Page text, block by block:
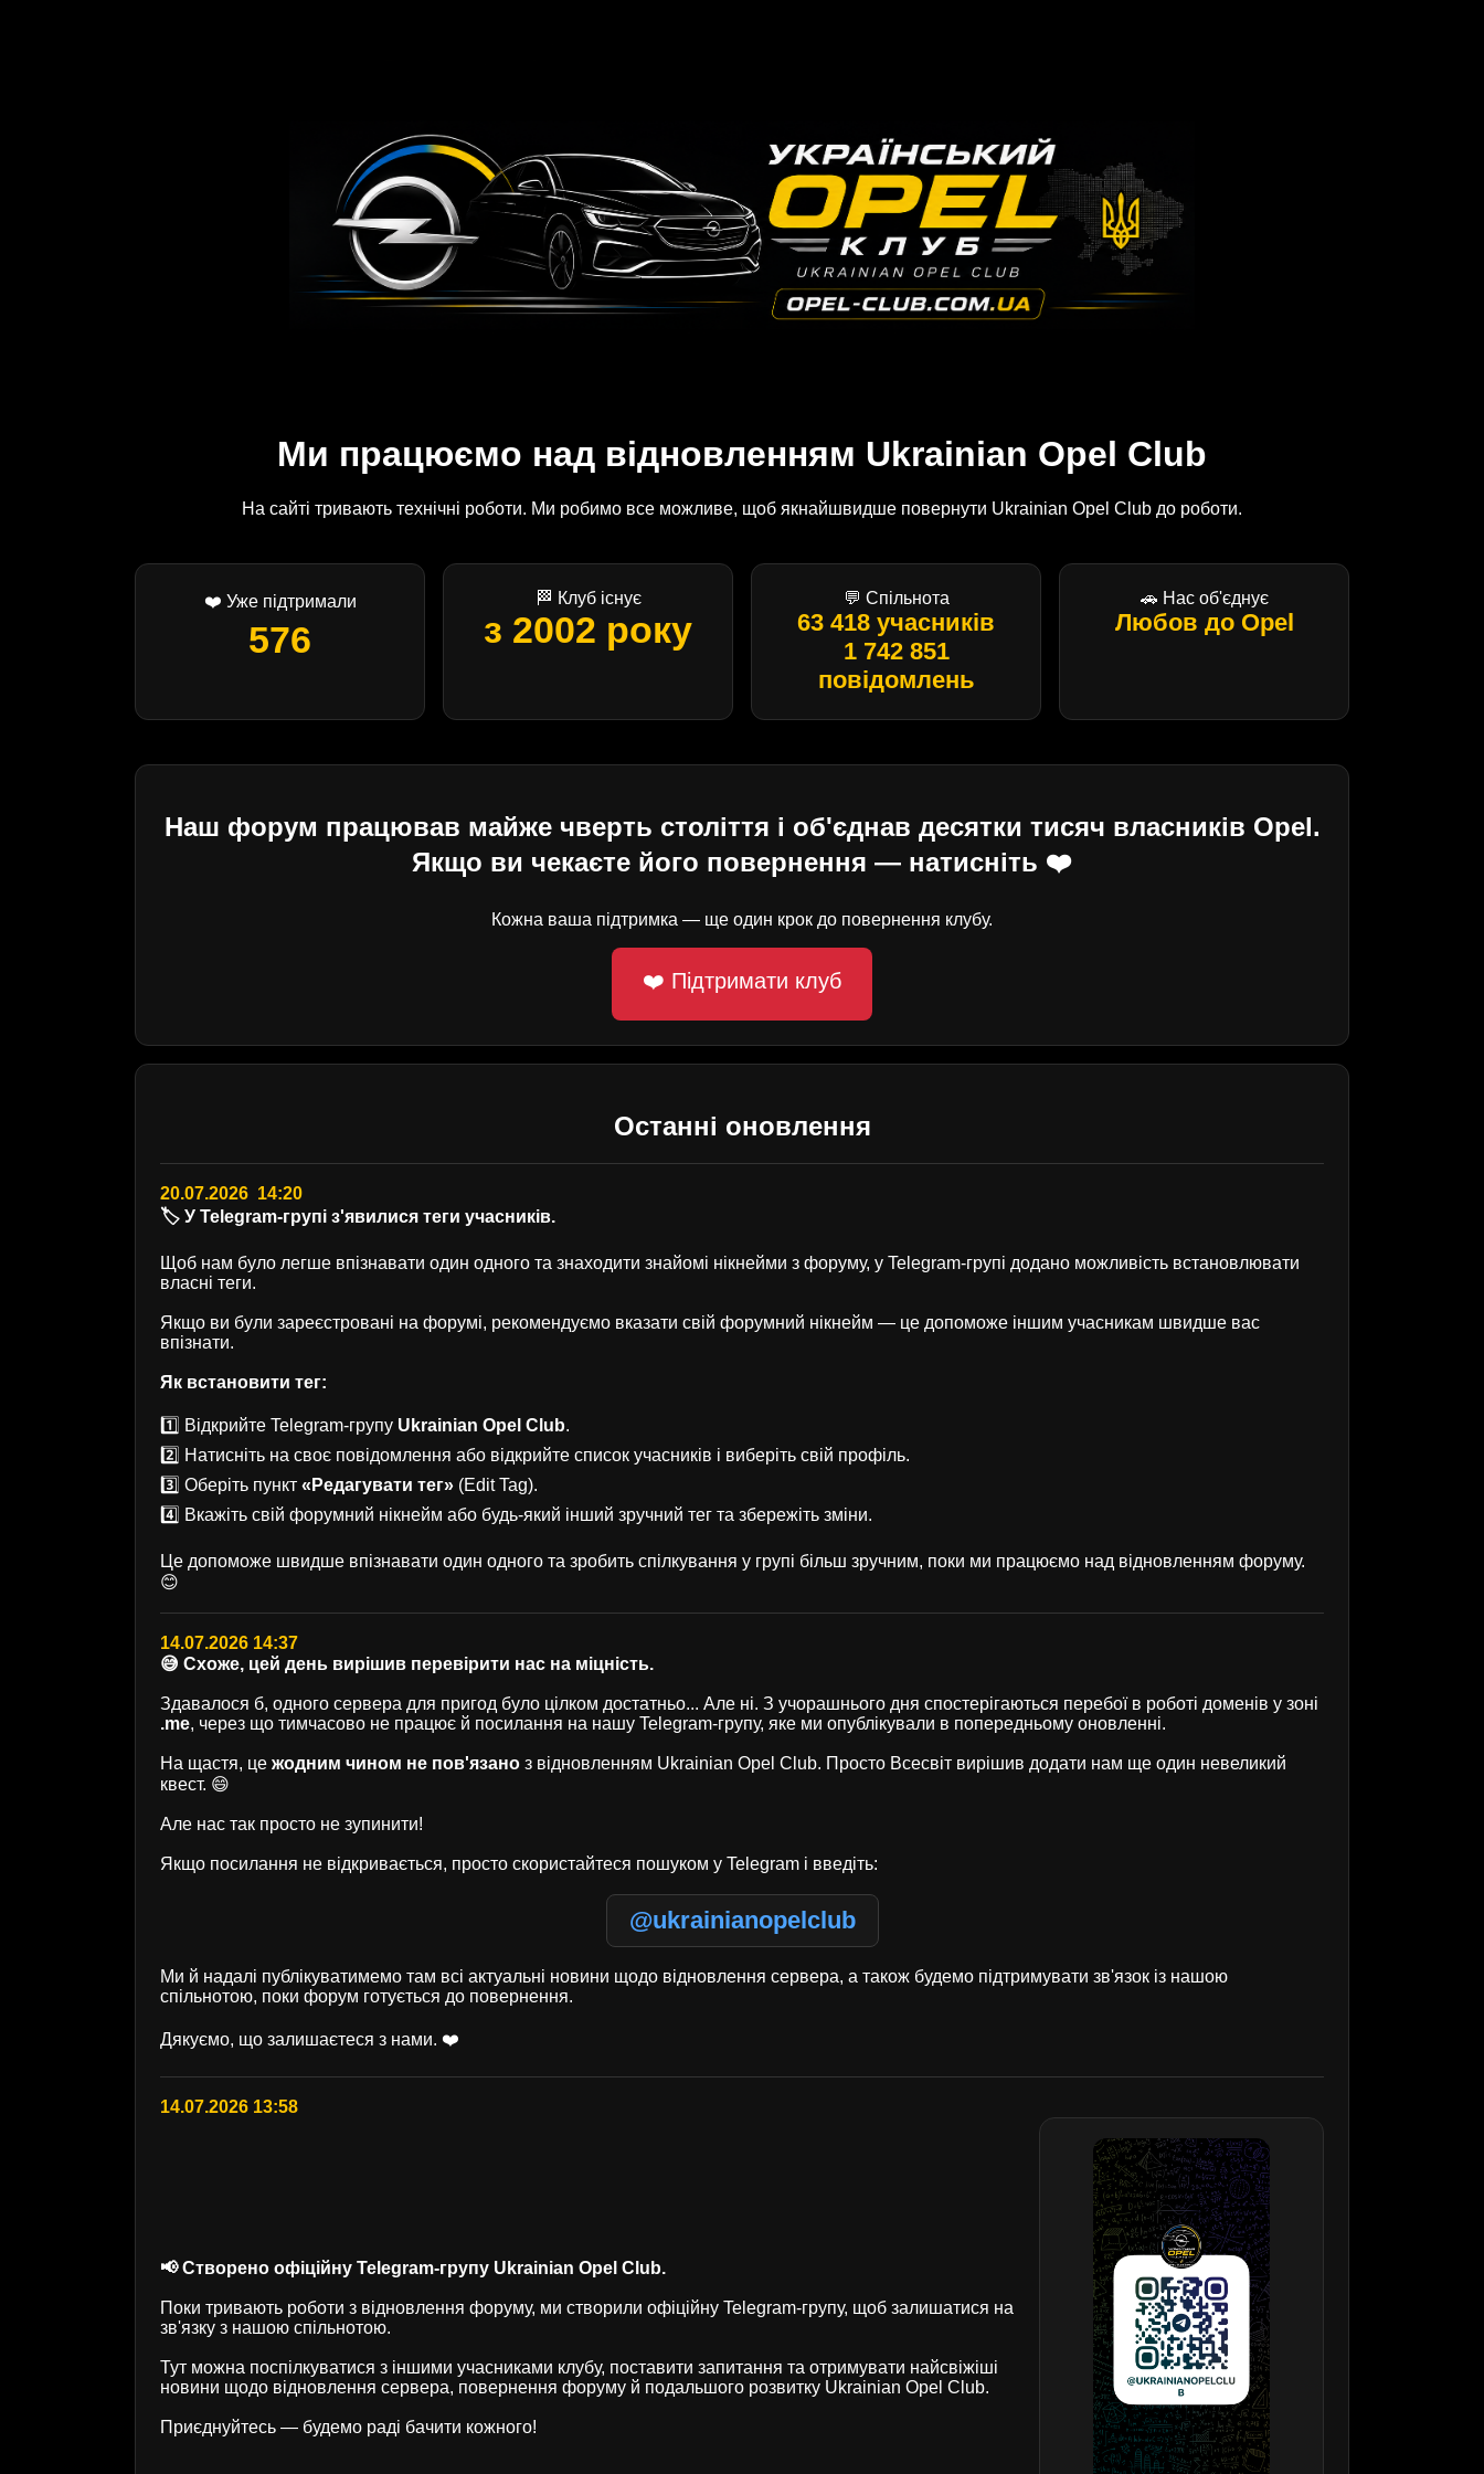
Ми працюємо над відновленням Ukrainian Opel Club
На сайті тривають технічні роботи. Ми робимо все можливе, щоб якнайшвидше повернути Ukrainian Opel Club до роботи.
❤️ Уже підтримали
576
🏁 Клуб існує
з 2002 року
💬 Спільнота
63 418 учасників
1 742 851
повідомлень
🚗 Нас об'єднує
Любов до Opel
Наш форум працював майже чверть століття і об'єднав десятки тисяч власників Opel.
Якщо ви чекаєте його повернення — натисніть ❤️
Кожна ваша підтримка — ще один крок до повернення клубу.
❤️ Підтримати клуб
Останні оновлення
20.07.2026 14:20
🏷️ У Telegram-групі з'явилися теги учасників.
Щоб нам було легше впізнавати один одного та знаходити знайомі нікнейми з форуму, у Telegram-групі додано можливість встановлювати
власні теги.
Якщо ви були зареєстровані на форумі, рекомендуємо вказати свій форумний нікнейм — це допоможе іншим учасникам швидше вас
впізнати.
Як встановити тег:
1️⃣ Відкрийте Telegram-групу Ukrainian Opel Club.
2️⃣ Натисніть на своє повідомлення або відкрийте список учасників і виберіть свій профіль.
3️⃣ Оберіть пункт «Редагувати тег» (Edit Tag).
4️⃣ Вкажіть свій форумний нікнейм або будь-який інший зручний тег та збережіть зміни.
Це допоможе швидше впізнавати один одного та зробить спілкування у групі більш зручним, поки ми працюємо над відновленням форуму.
😊
14.07.2026 14:37
😅 Схоже, цей день вирішив перевірити нас на міцність.
Здавалося б, одного сервера для пригод було цілком достатньо... Але ні. З учорашнього дня спостерігаються перебої в роботі доменів у зоні
.me, через що тимчасово не працює й посилання на нашу Telegram-групу, яке ми опублікували в попередньому оновленні.
На щастя, це жодним чином не пов'язано з відновленням Ukrainian Opel Club. Просто Всесвіт вирішив додати нам ще один невеликий
квест. 😄
Але нас так просто не зупинити!
Якщо посилання не відкривається, просто скористайтеся пошуком у Telegram і введіть:
@ukrainianopelclub
Ми й надалі публікуватимемо там всі актуальні новини щодо відновлення сервера, а також будемо підтримувати зв'язок із нашою
спільнотою, поки форум готується до повернення.
Дякуємо, що залишаєтеся з нами. ❤️
14.07.2026 13:58
📢 Створено офіційну Telegram-групу Ukrainian Opel Club.
Поки тривають роботи з відновлення форуму, ми створили офіційну Telegram-групу, щоб залишатися на
зв'язку з нашою спільнотою.
Тут можна поспілкуватися з іншими учасниками клубу, поставити запитання та отримувати найсвіжіші
новини щодо відновлення сервера, повернення форуму й подальшого розвитку Ukrainian Opel Club.
Приєднуйтесь — будемо раді бачити кожного!